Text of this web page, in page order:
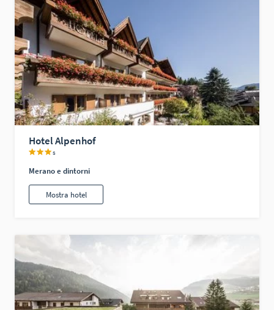
Hotel Alpenhof
s
Merano e dintorni
Mostra hotel